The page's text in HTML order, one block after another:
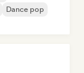
Dance pop